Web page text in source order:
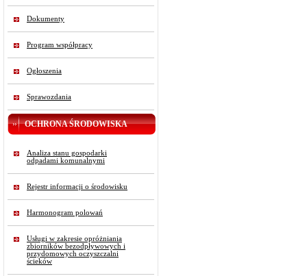
Dokumenty
Program współpracy
Ogłoszenia
Sprawozdania
OCHRONA ŚRODOWISKA
Analiza stanu gospodarki
odpadami komunalnymi
Rejestr informacji o środowisku
Harmonogram polowań
Usługi w zakresie opróżniania
zbiorników bezodpływowych i
przydomowych oczyszczalni
ścieków